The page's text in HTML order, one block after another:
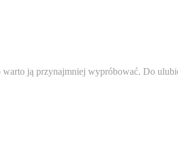
ją przynajmniej wypróbować. Do